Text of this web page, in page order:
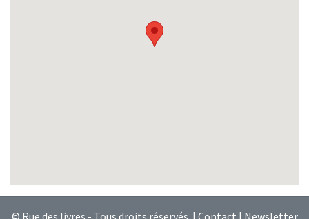
© Rue des livres - Tous droits réservés | Contact | Newsletter